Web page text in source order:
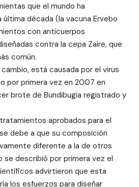
que el mundo ha
década (la vacuna Ervebo
con anticuerpos
contra la cepa Zaire, que
común.
está causada por el virus
por primera vez en 2007 en
brote de Bundibugia registrado y
aprobados para el
debe a que su composición
diferente a la de otros
se describió por primera vez el
advirtieron que esta
los esfuerzos para diseñar